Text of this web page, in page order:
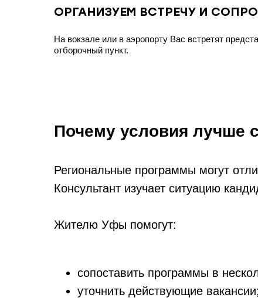
ОРГАНИЗУЕМ ВСТРЕЧУ И
На вокзале или в аэропорту Вас встретят
отборочный пункт.
Почему условия лучше
Региональные программы могут
Консультант изучает ситуацию
Жителю Уфы помогут:
сопоставить программы в
уточнить действующие вакансии;